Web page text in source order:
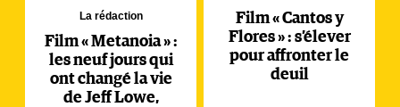
La rédaction
Film « Metanoia » :
les neuf jours qui
ont changé la vie
de Jeff Lowe,
Film « Cantos y
Flores » : s’élever
pour affronter le
deuil